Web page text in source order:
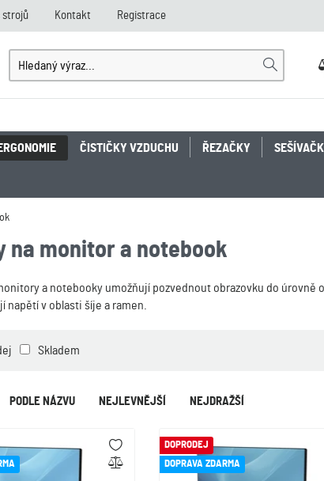
strojů Kontakt Registrace
ERGONOMIE ČISTIČKY VZDUCHU ŘEZAČKY
na monitor a notebook
a notebooky umožňují pozvednout obrazovku do úrovně
napětí v oblasti šíje a ramen.
Skladem
NEJLEVNĚJŠÍ NEJDRAŽŠÍ
PODLE NÁZVU
DOPRODEJ
DOPRAVA ZDARMA